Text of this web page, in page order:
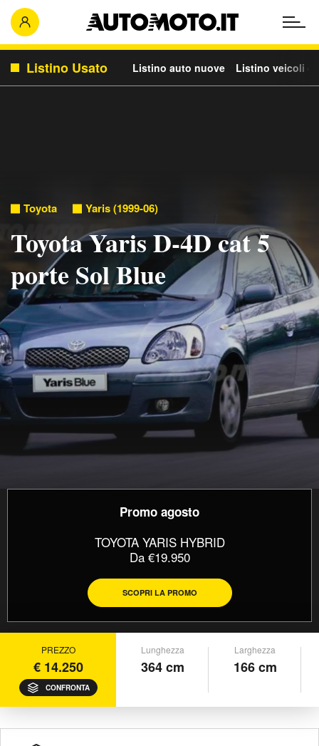
Listino Usato Listino auto nuove Listino veicoli
Toyota Yaris (1999-06)
Toyota Yaris D-4D cat 5
porte Sol Blue
Promo agosto
TOYOTA YARIS HYBRID
Da €19.950
SCOPRI LA PROMO
PREZZO
€ 14.250
CONFRONTA
Lunghezza
364 cm
Larghezza
166 cm